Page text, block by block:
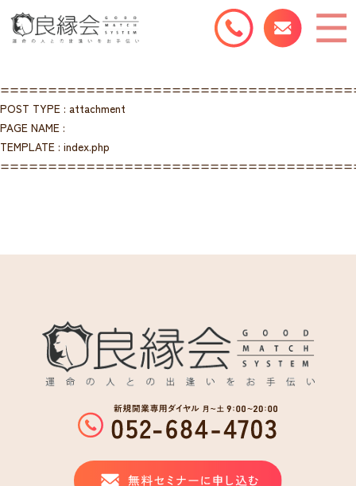
POST TYPE : attachment
PAGE NAME :
TEMPLATE : index.php